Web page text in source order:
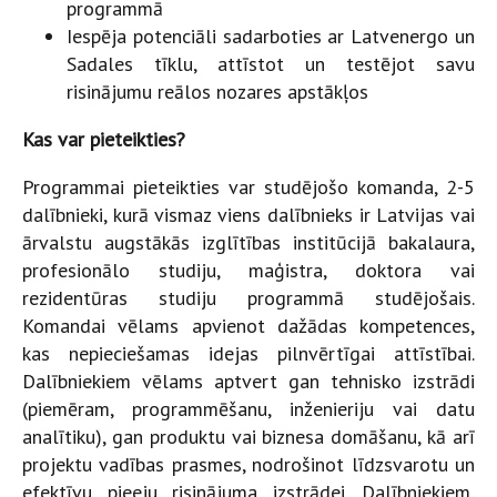
programmā
Iespēja potenciāli sadarboties ar Latvenergo un
Sadales tīklu, attīstot un testējot savu
risinājumu reālos nozares apstākļos
Kas var pieteikties?
Programmai pieteikties var studējošo komanda, 2-5
dalībnieki, kurā vismaz viens dalībnieks ir Latvijas vai
ārvalstu augstākās izglītības institūcijā bakalaura,
profesionālo studiju, maģistra, doktora vai
rezidentūras studiju programmā studējošais.
Komandai vēlams apvienot dažādas kompetences,
kas nepieciešamas idejas pilnvērtīgai attīstībai.
Dalībniekiem vēlams aptvert gan tehnisko izstrādi
(piemēram, programmēšanu, inženieriju vai datu
analītiku), gan produktu vai biznesa domāšanu, kā arī
projektu vadības prasmes, nodrošinot līdzsvarotu un